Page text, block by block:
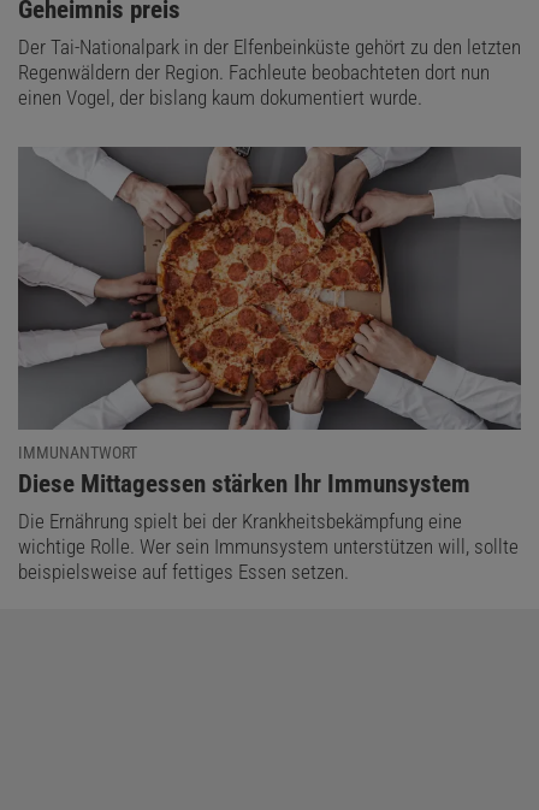
Geheimnis preis
Der Tai-Nationalpark in der Elfenbeinküste gehört zu den letzten
Regenwäldern der Region. Fachleute beobachteten dort nun
einen Vogel, der bislang kaum dokumentiert wurde.
IMMUNANTWORT
:
Diese Mittagessen stärken Ihr Immunsystem
Die Ernährung spielt bei der Krankheitsbekämpfung eine
wichtige Rolle. Wer sein Immunsystem unterstützen will, sollte
beispielsweise auf fettiges Essen setzen.